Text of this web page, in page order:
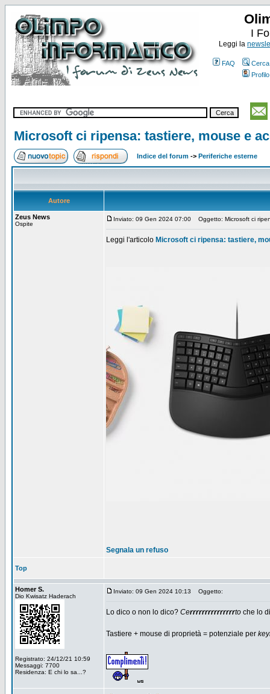
I
Leggi la
FAQ
Cerca
Profilo
Microsoft ci ripensa: tastiere, mouse e
Indice del forum -> Periferiche esterne
Autore
Zeus News
Ospite
Inviato: 09 Gen 2024 07:00 Oggetto: Microsoft ci
Leggi l'articolo Microsoft ci ripensa: tastiere,
Segnala un refuso
Top
Homer S.
Dio Kwisatz Haderach
Registrato: 24/12/21 10:59
Messaggi: 7700
Residenza: E chi lo sa...?
Inviato: 09 Gen 2024 10:13 Oggetto:
Lo dico o non lo dico? Cerrrrrrrrrrrrrrrto che lo
Tastiere + mouse di proprietà = potenziale per